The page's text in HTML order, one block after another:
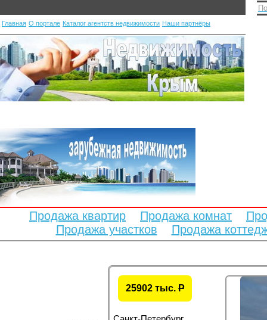
Главная О портале Каталог агентств недвижимости Наши партнёры
Продажа квартир Продажа комнат
Продажа участков
Продажа
25902 тыс. P